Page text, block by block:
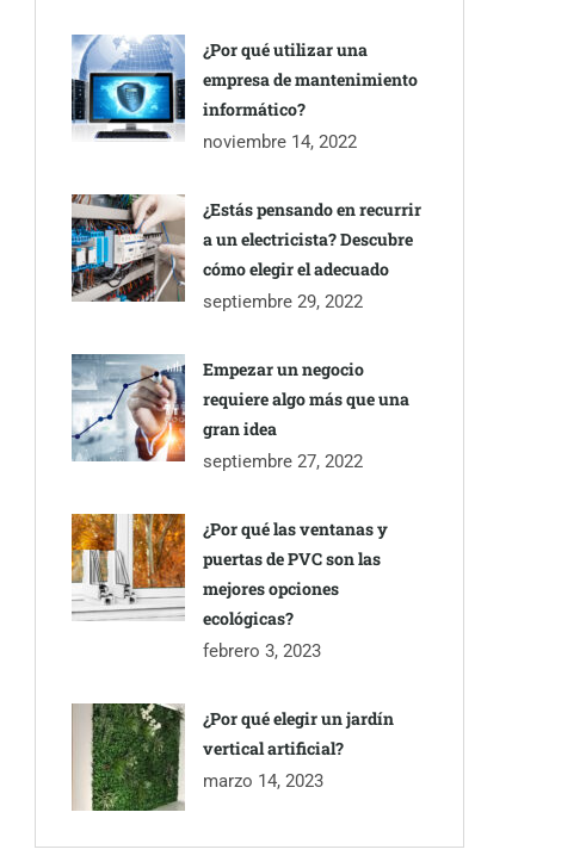
¿Por qué utilizar una
empresa de mantenimiento
informático?
noviembre 14, 2022
¿Estás pensando en recurrir
a un electricista? Descubre
cómo elegir el adecuado
septiembre 29, 2022
Empezar un negocio
requiere algo más que una
gran idea
septiembre 27, 2022
¿Por qué las ventanas y
puertas de PVC son las
mejores opciones
ecológicas?
febrero 3, 2023
¿Por qué elegir un jardín
vertical artificial?
marzo 14, 2023